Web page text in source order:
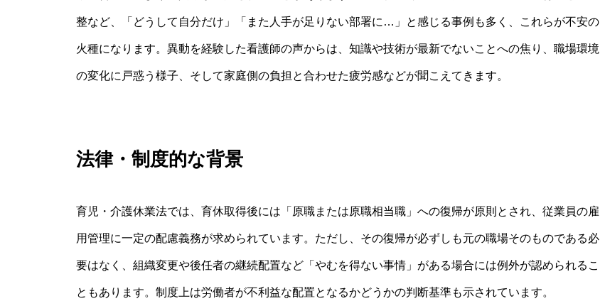
整など、「どうして自分だけ」「また人手が足りない部署に…」と感じる事例も多く、これらが不安の
火種になります。異動を経験した看護師の声からは、知識や技術が最新でないことへの焦り、職場環境
の変化に戸惑う様子、そして家庭側の負担と合わせた疲労感などが聞こえてきます。
法律・制度的な背景
育児・介護休業法では、育休取得後には「原職または原職相当職」への復帰が原則とされ、従業員の雇
用管理に一定の配慮義務が求められています。ただし、その復帰が必ずしも元の職場そのものである必
要はなく、組織変更や後任者の継続配置など「やむを得ない事情」がある場合には例外が認められるこ
ともあります。制度上は労働者が不利益な配置となるかどうかの判断基準も示されています。